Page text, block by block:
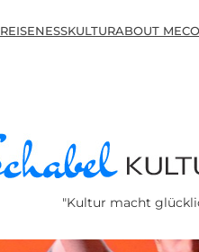
REISENESSKULTURABOUT ME
"Kultur macht